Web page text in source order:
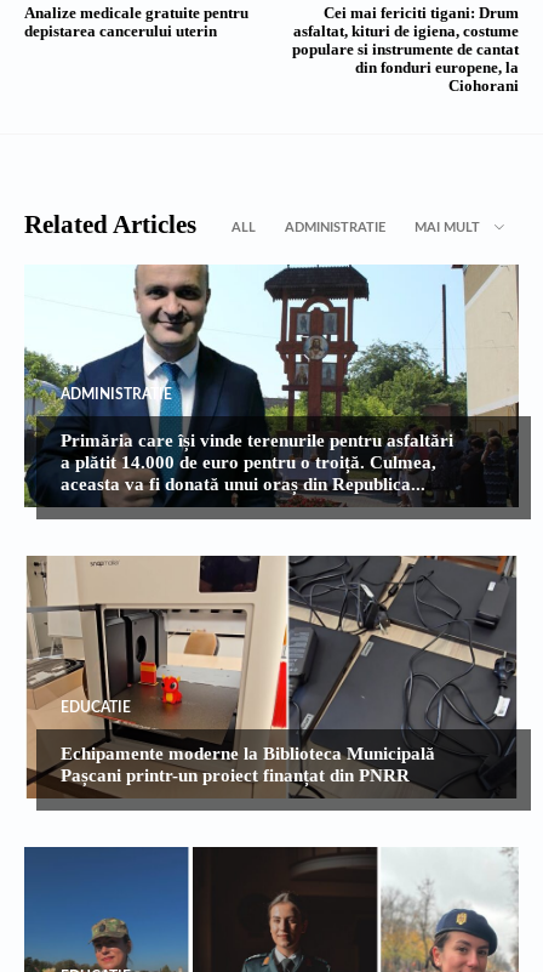
Analize medicale gratuite pentru
depistarea cancerului uterin
Cei mai fericiti tigani: Drum
asfaltat, kituri de igiena, costume
populare si instrumente de cantat
din fonduri europene, la
Ciohorani
Related Articles ALL ADMINISTRATIE MAI MULT
ADMINISTRATIE
Primăria care își vinde terenurile pentru asfaltări
a plătit 14.000 de euro pentru o troiță. Culmea,
aceasta va fi donată unui oraș din Republica...
EDUCATIE
Echipamente moderne la Biblioteca Municipală
Pașcani printr-un proiect finanțat din PNRR